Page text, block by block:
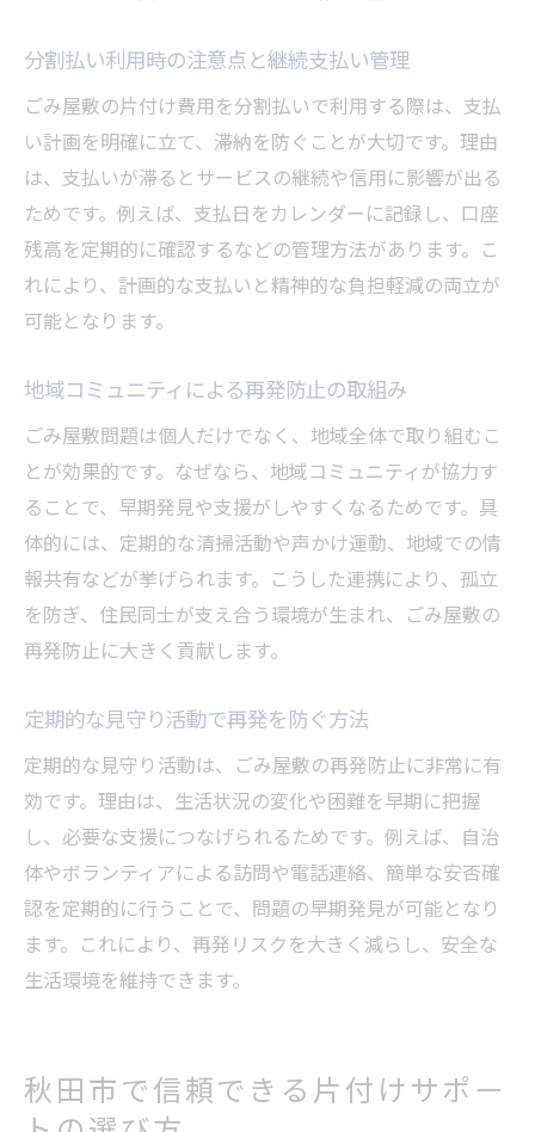
分割払い利用時の注意点と継続支払い管理
ごみ屋敷の片付け費用を分割払いで利用する際は、支払
い計画を明確に立て、滞納を防ぐことが大切です。理由
は、支払いが滞るとサービスの継続や信用に影響が出る
ためです。例えば、支払日をカレンダーに記録し、口座
残高を定期的に確認するなどの管理方法があります。こ
れにより、計画的な支払いと精神的な負担軽減の両立が
可能となります。
地域コミュニティによる再発防止の取組み
ごみ屋敷問題は個人だけでなく、地域全体で取り組むこ
とが効果的です。なぜなら、地域コミュニティが協力す
ることで、早期発見や支援がしやすくなるためです。具
体的には、定期的な清掃活動や声かけ運動、地域での情
報共有などが挙げられます。こうした連携により、孤立
を防ぎ、住民同士が支え合う環境が生まれ、ごみ屋敷の
再発防止に大きく貢献します。
定期的な見守り活動で再発を防ぐ方法
定期的な見守り活動は、ごみ屋敷の再発防止に非常に有
効です。理由は、生活状況の変化や困難を早期に把握
し、必要な支援につなげられるためです。例えば、自治
体やボランティアによる訪問や電話連絡、簡単な安否確
認を定期的に行うことで、問題の早期発見が可能となり
ます。これにより、再発リスクを大きく減らし、安全な
生活環境を維持できます。
秋田市で信頼できる片付けサポー